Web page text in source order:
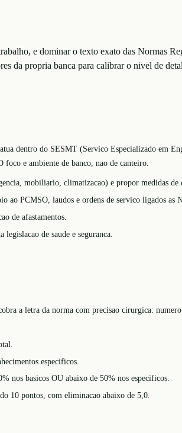
e dominar o texto exato das Normas
da propria banca para calibrar o nivel de
dentro do SESMT (Servico Especializado em
foco e ambiente de banco, nao de canteiro.
mobiliario, climatizacao) e propor medidas de
ao PCMSO, laudos e ordens de servico ligados as
de afastamentos.
de saude e seguranca.
a letra da norma com precisao cirurgica:
especificos.
nos basicos OU abaixo de 50% nos especificos.
10 pontos, com eliminacao abaixo de 5,0.